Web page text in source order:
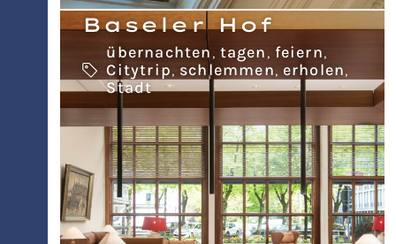
Baseler Hof
übernachten, tagen, feiern,
Citytrip, schlemmen, erholen,
Stadt